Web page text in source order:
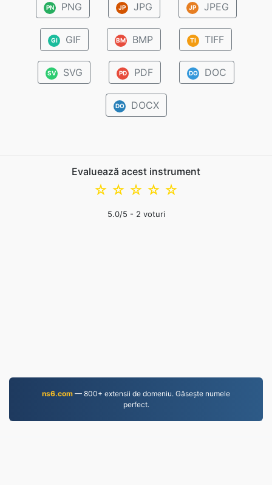
PN PNG JP JPG JP JPEG
GI GIF BM BMP TI TIFF
SV SVG PD PDF DO DOC
DO DOCX
Evaluează acest instrument
☆
☆
☆
☆
☆
5.0/5 - 2 voturi
ns6.com — 800+ extensii de domeniu. Găsește numele
perfect.